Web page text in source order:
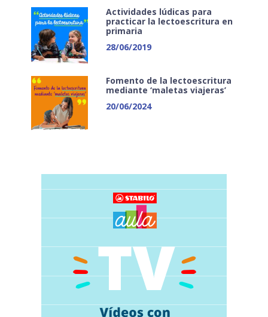
Actividades lúdicas para
practicar la lectoescritura en
primaria
28/06/2019
Fomento de la lectoescritura
mediante ‘maletas viajeras’
20/06/2024